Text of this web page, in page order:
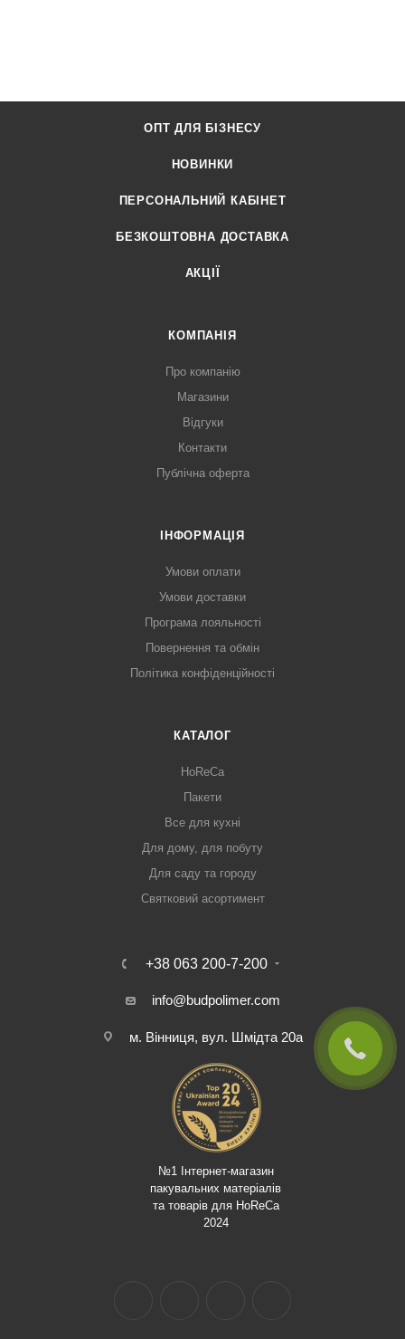
ОПТ ДЛЯ БІЗНЕСУ
НОВИНКИ
ПЕРСОНАЛЬНИЙ КАБІНЕТ
БЕЗКОШТОВНА ДОСТАВКА
АКЦІЇ
КОМПАНІЯ
Про компанію
Магазини
Відгуки
Контакти
Публічна оферта
ІНФОРМАЦІЯ
Умови оплати
Умови доставки
Програма лояльності
Повернення та обмін
Політика конфіденційності
КАТАЛОГ
HoReCa
Пакети
Все для кухні
Для дому, для побуту
Для саду та городу
Святковий асортимент
+38 063 200-7-200
info@budpolimer.com
м. Вінниця, вул. Шмідта 20а
№1 Інтернет-магазин
пакувальних матеріалів
та товарів для HoReCa
2024